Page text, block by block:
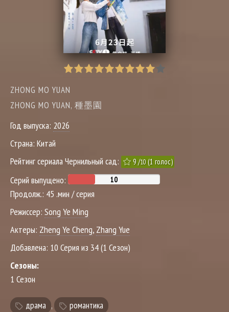
ZHONG MO YUAN
ZHONG MO YUAN, 種墨園
Год выпуска: 2026
Страна: Китай
Рейтинг сериала Чернильный сад:
9/10(1 голос)
Серий выпущено:
Продолж.: 45 .мин / серия
Режиссер: Song Ye Ming
Актеры: Zheng Ye Cheng, Zhang Yue
Добавлена: 10 Серия из 34 (1 Сезон)
Сезоны:
1 Сезон
драма , романтика